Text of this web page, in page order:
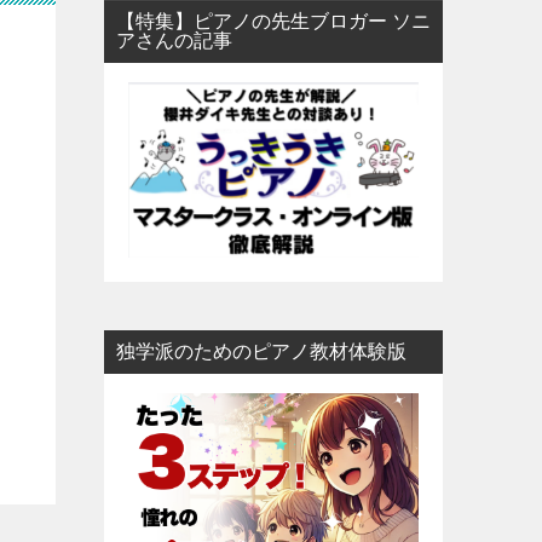
【特集】ピアノの先生ブロガー ソニ
アさんの記事
独学派のためのピアノ教材体験版